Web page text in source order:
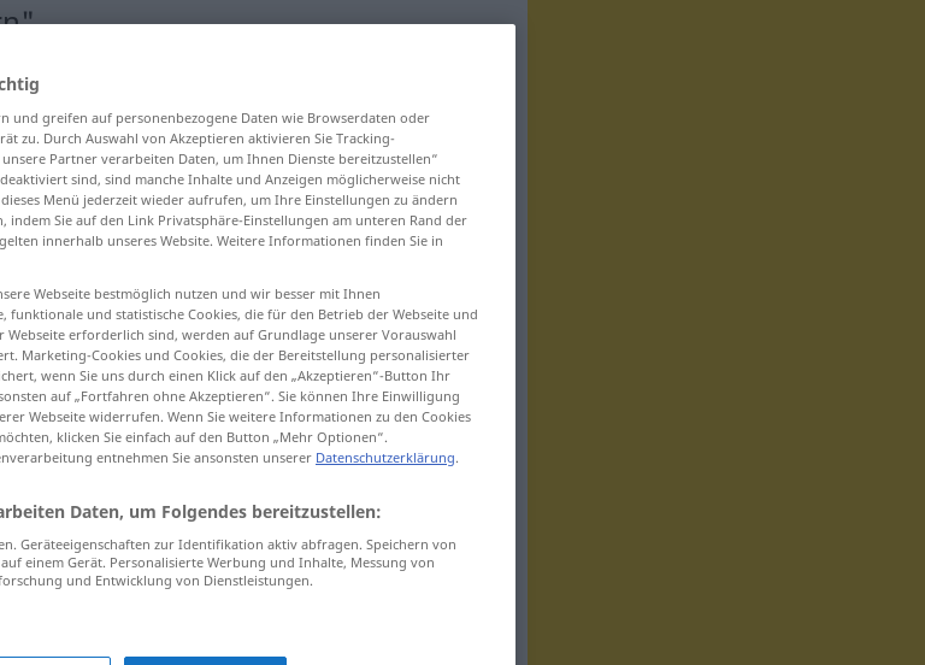
lüstern
und greifen auf personenbezogene Daten wie Browserdaten oder
zu. Durch Auswahl von Akzeptieren aktivieren Sie Tracking-
Partner verarbeiten Daten, um Ihnen Dienste bereitzustellen“
sind, sind manche Inhalte und Anzeigen möglicherweise nicht
Menü jederzeit wieder aufrufen, um Ihre Einstellungen zu ändern
Sie auf den Link Privatsphäre-Einstellungen am unteren Rand der
innerhalb unseres Website. Weitere Informationen finden Sie in
Webseite bestmöglich nutzen und wir besser mit Ihnen
funktionale und statistische Cookies, die für den Betrieb der Webseite und
Webseite erforderlich sind, werden auf Grundlage unserer Vorauswahl
Marketing-Cookies und Cookies, die der Bereitstellung personalisierter
wenn Sie uns durch einen Klick auf den „Akzeptieren“-Button Ihr
auf „Fortfahren ohne Akzeptieren“. Sie können Ihre Einwilligung
Webseite widerrufen. Wenn Sie weitere Informationen zu den Cookies
klicken Sie einfach auf den Button „Mehr Optionen“.
entnehmen Sie ansonsten unserer Datenschutzerklärung.
Daten, um Folgendes bereitzustellen:
Geräteeigenschaften zur Identifikation aktiv abfragen. Speichern von
einem Gerät. Personalisierte Werbung und Inhalte, Messung von
und Entwicklung von Dienstleistungen.